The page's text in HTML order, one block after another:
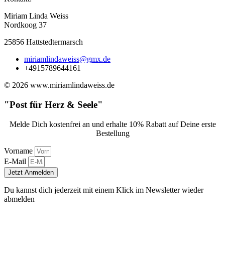
Miriam Linda Weiss
Nordkoog 37
25856 Hattstedtermarsch
miriamlindaweiss@gmx.de
+4915789644161
© 2026 www.miriamlindaweiss.de
"Post für Herz & Seele"
Melde Dich kostenfrei an und erhalte 10% Rabatt auf Deine erste
Bestellung
Vorname
E-Mail
Jetzt Anmelden
Du kannst dich jederzeit mit einem Klick im Newsletter wieder
abmelden